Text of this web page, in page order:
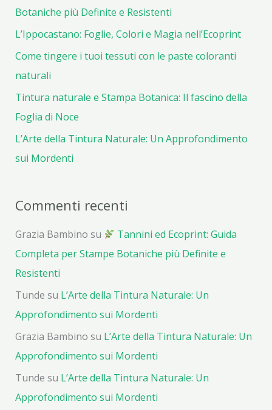
Botaniche più Definite e Resistenti
L’Ippocastano: Foglie, Colori e Magia nell’Ecoprint
Come tingere i tuoi tessuti con le paste coloranti
naturali
Tintura naturale e Stampa Botanica: Il fascino della
Foglia di Noce
L’Arte della Tintura Naturale: Un Approfondimento
sui Mordenti
Commenti recenti
Grazia Bambino su
Tannini ed Ecoprint: Guida
Completa per Stampe Botaniche più Definite e
Resistenti
Tunde su L’Arte della Tintura Naturale: Un
Approfondimento sui Mordenti
Grazia Bambino su L’Arte della Tintura Naturale: Un
Approfondimento sui Mordenti
Tunde su L’Arte della Tintura Naturale: Un
Approfondimento sui Mordenti